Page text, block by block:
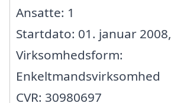
Ansatte: 1
Startdato: 01. januar 2008,
Virksomhedsform:
Enkeltmandsvirksomhed
CVR: 30980697